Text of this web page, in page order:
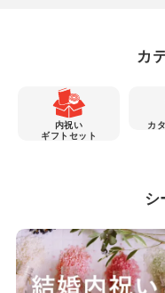
カ
内祝い
ギフトセット
カ
シ